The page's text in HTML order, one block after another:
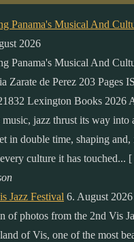
Panama's Musical And
2026
Panama's Musical And
Zarate de Perez 203 Pages
Lexington Books 2026
music, jazz thrust its way into
in double time, shaping
culture it has touched...
Jazz Festival 6. August 2026
of photos from the 2nd Vis
of Vis, one of the most